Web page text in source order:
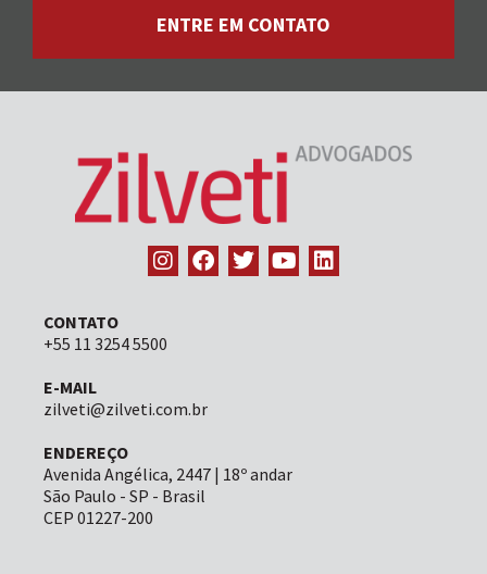
ENTRE EM CONTATO
CONTATO
+55 11 3254 5500
E-MAIL
zilveti@zilveti.com.br
ENDEREÇO
Avenida Angélica, 2447 | 18º andar
São Paulo - SP - Brasil
CEP 01227-200